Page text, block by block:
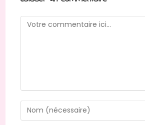
Comment
Enter
your